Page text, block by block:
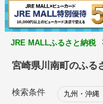
JRE MALLふるさと納税
宮崎県川南町のふる
検索条件 九州・沖縄